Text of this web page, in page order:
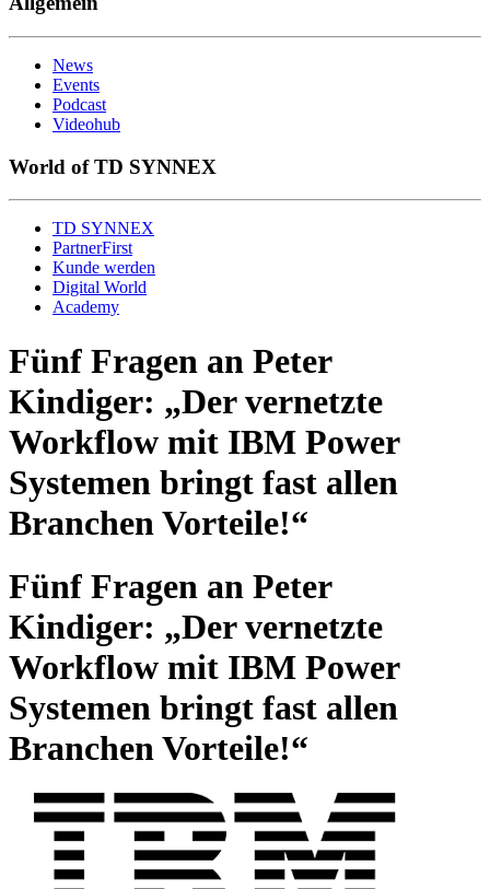
News
Events
Podcast
Videohub
World of TD SYNNEX
TD SYNNEX
PartnerFirst
Kunde werden
Digital World
Academy
Fünf Fragen an Peter
Kindiger: „Der vernetzte
Workflow mit IBM Power
Systemen bringt fast allen
Branchen Vorteile!“
Fünf Fragen an Peter
Kindiger: „Der vernetzte
Workflow mit IBM Power
Systemen bringt fast allen
Branchen Vorteile!“